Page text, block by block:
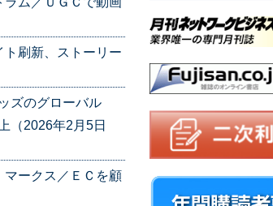
刷新、ストーリー
ズのグローバル
（2026年2月5日
ークス／ＥＣを顧